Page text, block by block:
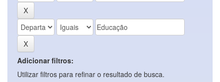
Adicionar filtros:
Utilizar filtros para refinar o resultado de busca.